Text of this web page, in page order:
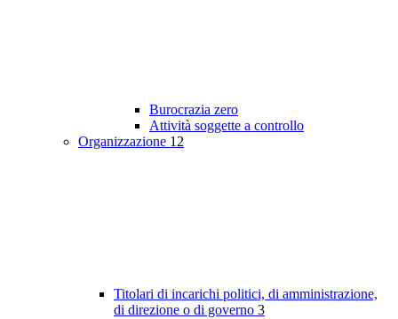
Burocrazia zero
Attività soggette a controllo
Organizzazione 12
Titolari di incarichi politici, di amministrazione,
di direzione o di governo 3